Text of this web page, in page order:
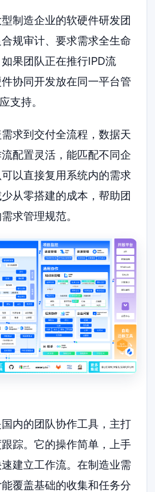
型制造企业的软硬件研发团
规审计、要求需求全生命
果团队正在推行IPD流
协同开发放在同一平台管
支持。
需求到交付全流程，数据天
配置灵活，能匹配不同企
以直接复用系统内的需求
从零搭建的成本，帮助团
求管理规范。
内的团队协作工具，主打
踪。它的操作简单，上手
建立工作流。在制造业需
覆盖基础的收集和任务分